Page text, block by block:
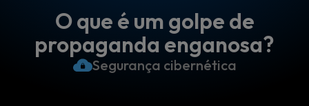
O que é um golpe de
propaganda enganosa?
Segurança cibernética